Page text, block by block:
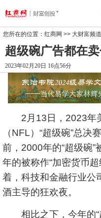
您所在的位置： 红商网 >> 大财富频道
超级碗广告都在卖
2023年02月20日 16点56分
2月13日，2023年
（NFL）“超级碗”总
前，2000年的“超级碗”
年的被称作“加密货币
着，科技和金融行业公
酒主导的狂欢夜。
相比之下，今年的“